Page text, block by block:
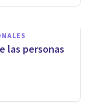
las personas